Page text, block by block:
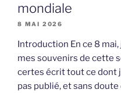
mondiale
8 MAI 2026
Introduction En ce 8 mai,
mes souvenirs de cette
certes écrit tout ce dont
pas publié, et sans